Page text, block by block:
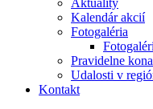
Aktuality
Kalendár akcií
Fotogaléria
Pravidelne
Udalosti v
Kontakt